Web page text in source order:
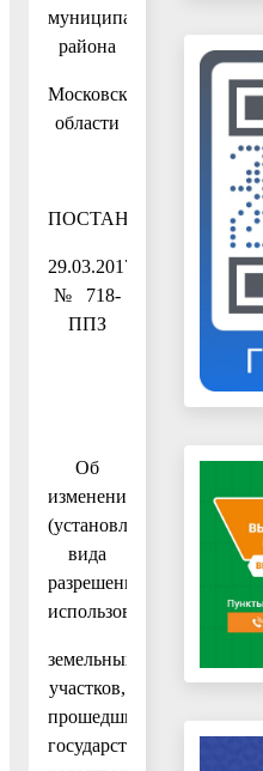
муниципального
района
Московской
области
ПОСТАНОВЛЕНИЕ
29.03.2017
№ 718-
ППЗ
Об
изменении
(установлении)
вида
разрешенного
использования
земельных
участков,
прошедших
государственный